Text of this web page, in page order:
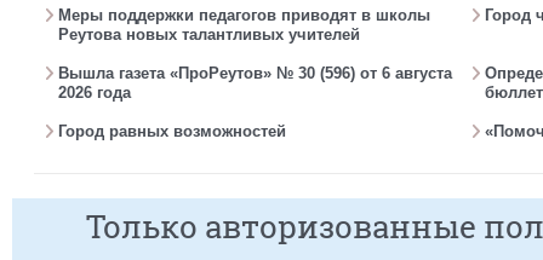
Меры поддержки педагогов приводят в школы
Реутова новых талантливых учителей
Город
Вышла газета «ПроРеутов» № 30 (596) от 6 августа
2026 года
Город равных возможностей
Только авторизованные